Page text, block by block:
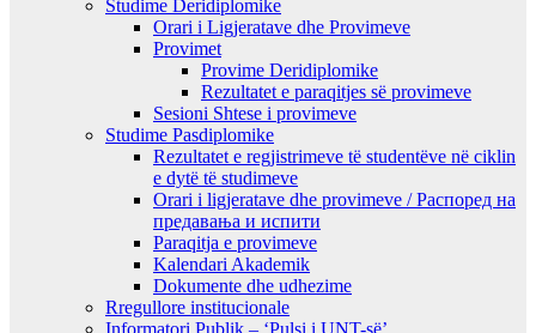
Studime Deridiplomike
Orari i Ligjeratave dhe Provimeve
Provimet
Provime Deridiplomike
Rezultatet e paraqitjes së provimeve
Sesioni Shtese i provimeve
Studime Pasdiplomike
Rezultatet e regjistrimeve të studentëve në ciklin
e dytë të studimeve
Orari i ligjeratave dhe provimeve / Распоред на
предавањa и испити
Paraqitja e provimeve
Kalendari Akademik
Dokumente dhe udhezime
Rregullore institucionale
Informatori Publik – ‘Pulsi i UNT-së’